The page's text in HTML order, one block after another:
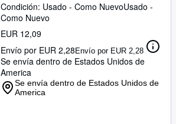
Condición: Usado - Como NuevoUsado -
Como Nuevo
EUR 12,09
Envío por EUR 2,28Envío por EUR 2,28
Se envía dentro de Estados Unidos de
America
Se envía dentro de Estados Unidos de
America